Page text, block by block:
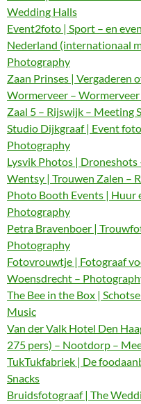
Wedding Halls
Event2foto | Sport – en
Nederland (internationaal
Photography
Zaan Prinses | Vergaderen
Wormerveer – Wormerveer
Zaal 5 – Rijswijk – Meeting
Studio Dijkgraaf | Event
Photography
Lysvik Photos |
Wentsy | Trouwen Zalen –
Photo Booth Events | Huur
Photography
Petra Bravenboer |
Photography
Fotovrouwtje | Fotograaf
Woensdrecht –
The Bee in the Box |
Music
Van der Valk Hotel Den
275 pers) – Nootdorp –
TukTukfabriek | De
Snacks
Bruidsfotograaf | The